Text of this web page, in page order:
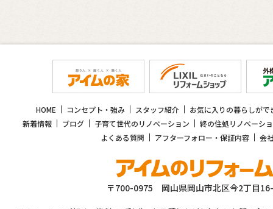
HOME コンセプト・強み スタッフ紹介
お気に入りの暮らしがで
新着情報
ブログ 子育て世代のリノベーション
終の住処リノベーシ
よくある質問
アフターフォロー・保証内容 会
〒700-0975 岡山県岡山市北区今2丁目